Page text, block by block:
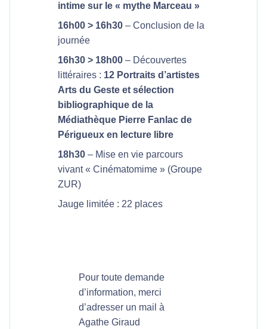
intime sur le « mythe Marceau »
16h00 > 16h30 – Conclusion de la
journée
16h30 > 18h00 – Découvertes
littéraires : 12 Portraits d’artistes
Arts du Geste et sélection
bibliographique de la
Médiathèque Pierre Fanlac de
Périgueux en lecture libre
18h30 – Mise en vie parcours
vivant « Cinématomime » (Groupe
ZUR)
Jauge limitée : 22 places
Pour toute demande
d’information, merci
d’adresser un mail à
Agathe Giraud